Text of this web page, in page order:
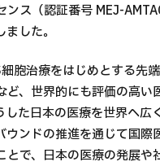
中文 Tiếng Việt
ンス（認証番号 MEJ-
した。
胞治療をはじめとする先
ど、世界的にも評価の高い
した日本の医療を世界へ広
ウンドの推進を通じて国際
とで、日本の医療の発展や